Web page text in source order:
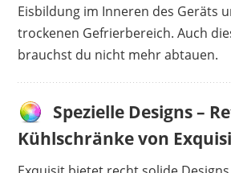
Eisbildung im Inneren des Geräts
trockenen Gefrierbereich. Auch
brauchst du nicht mehr abtauen.
Spezielle Designs –
Kühlschränke von